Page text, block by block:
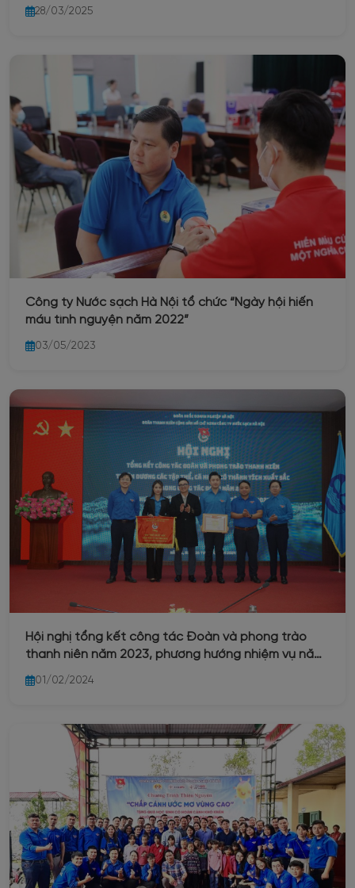
28/03/2025
Công ty Nước sạch Hà Nội tổ chức “Ngày hội hiến
máu tình nguyện năm 2022”
03/05/2023
Hội nghị tổng kết công tác Đoàn và phong trào
thanh niên năm 2023, phương hướng nhiệm vụ năm
2024.
01/02/2024